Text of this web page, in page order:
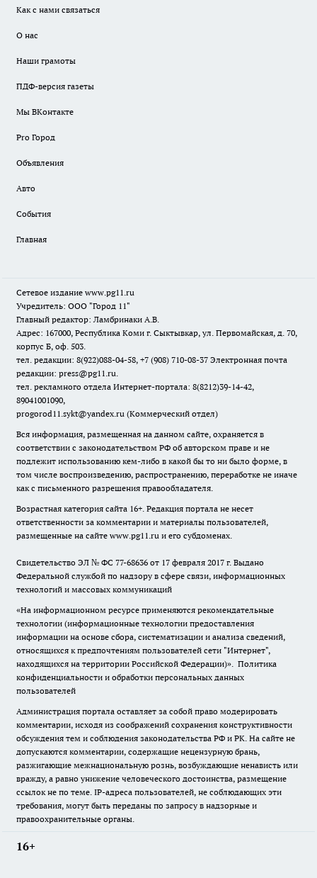
Как с нами связаться
О нас
Наши грамоты
ПДФ-версия газеты
Мы ВКонтакте
Pro Город
Объявления
Авто
События
Главная
Сетевое издание www.pg11.ru
Учредитель: ООО "Город 11"
Главный редактор: Ламбринаки А.В.
Адрес: 167000, Республика Коми г. Сыктывкар, ул. Первомайская, д. 70,
корпус Б, оф. 503.
тел. редакции: 8(922)088-04-58, +7 (908) 710-08-37 Электронная почта
редакции: press@pg11.ru.
тел. рекламного отдела Интернет-портала: 8(8212)39-14-42,
89041001090,
progorod11.sykt@yandex.ru (Коммерческий отдел)
Вся информация, размещенная на данном сайте, охраняется в
соответствии с законодательством РФ об авторском праве и не
подлежит использованию кем-либо в какой бы то ни было форме, в
том числе воспроизведению, распространению, переработке не иначе
как с письменного разрешения правообладателя.
Возрастная категория сайта 16+. Редакция портала не несет
ответственности за комментарии и материалы пользователей,
размещенные на сайте www.pg11.ru и его субдоменах.
Свидетельство ЭЛ № ФС 77-68636 от 17 февраля 2017 г. Выдано
Федеральной службой по надзору в сфере связи, информационных
технологий и массовых коммуникаций
«На информационном ресурсе применяются рекомендательные
технологии (информационные технологии предоставления
информации на основе сбора, систематизации и анализа сведений,
относящихся к предпочтениям пользователей сети "Интернет",
находящихся на территории Российской Федерации)». Политика
конфиденциальности и обработки персональных данных
пользователей
Администрация портала оставляет за собой право модерировать
комментарии, исходя из соображений сохранения конструктивности
обсуждения тем и соблюдения законодательства РФ и РК. На сайте не
допускаются комментарии, содержащие нецензурную брань,
разжигающие межнациональную рознь, возбуждающие ненависть или
вражду, а равно унижение человеческого достоинства, размещение
ссылок не по теме. IP-адреса пользователей, не соблюдающих эти
требования, могут быть переданы по запросу в надзорные и
правоохранительные органы.
16+